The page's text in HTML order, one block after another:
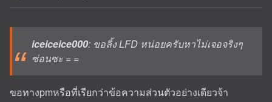
iceiceice000: ขอลิ้ง LFD หน่อยครับหาไม่เจอจริงๆ
ซ่อนซะ = =
ขอทางpmหรือที่เรียกว่าข้อความส่วนตัวอย่างเดียวจ้า